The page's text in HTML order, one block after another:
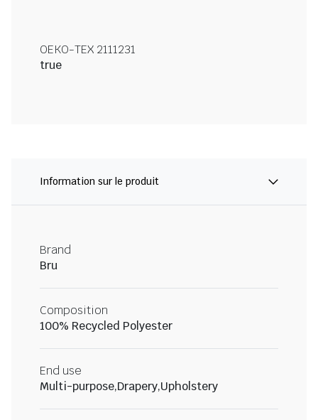
OEKO-TEX 2111231
true
Information sur le produit
Brand
Bru
Composition
100% Recycled Polyester
End use
Multi-purpose,Drapery,Upholstery